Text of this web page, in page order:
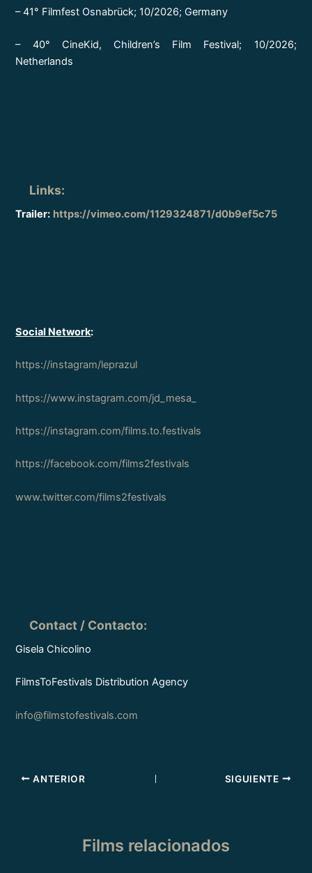
– 41° Filmfest Osnabrück; 10/2026; Germany
– 40° CineKid, Children’s Film Festival; 10/2026;
Netherlands
Links:
Trailer: https://vimeo.com/1129324871/d0b9ef5c75
Social Network:
https://instagram/leprazul
https://www.instagram.com/jd_mesa_
https://instagram.com/films.to.festivals
https://facebook.com/films2festivals
www.twitter.com/films2festivals
Contact / Contacto:
Gisela Chicolino
FilmsToFestivals Distribution Agency
info@filmstofestivals.com
ANTERIOR SIGUIENTE
Films relacionados